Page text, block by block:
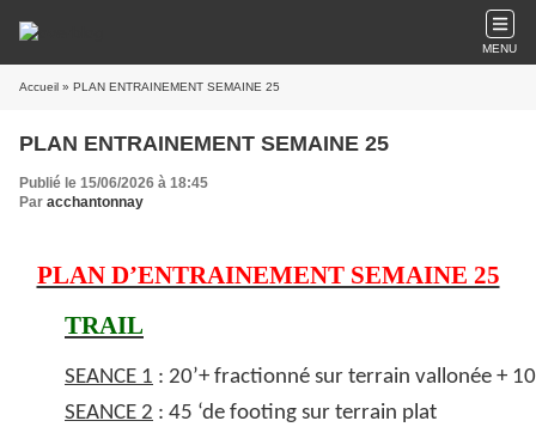
MENU
Accueil » PLAN ENTRAINEMENT SEMAINE 25
PLAN ENTRAINEMENT SEMAINE 25
Publié le 15/06/2026 à 18:45
Par acchantonnay
PLAN D’ENTRAINEMENT SEMAINE 25
TRAIL
SEANCE 1 : 20’+ fractionné sur terrain vallonée +
SEANCE 2 : 45 ‘de footing sur terrain plat